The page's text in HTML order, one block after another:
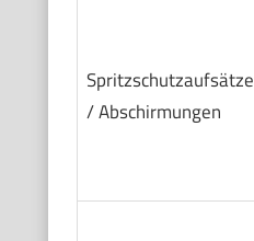
Spritzschutzaufsätze
/ Abschirmungen